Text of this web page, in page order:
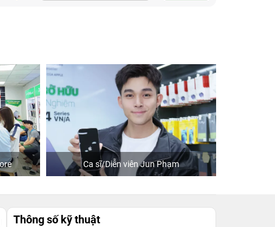
Ca sĩ/Diễn viên Jun Phạm Khách mua hàng
Thông số kỹ thuật